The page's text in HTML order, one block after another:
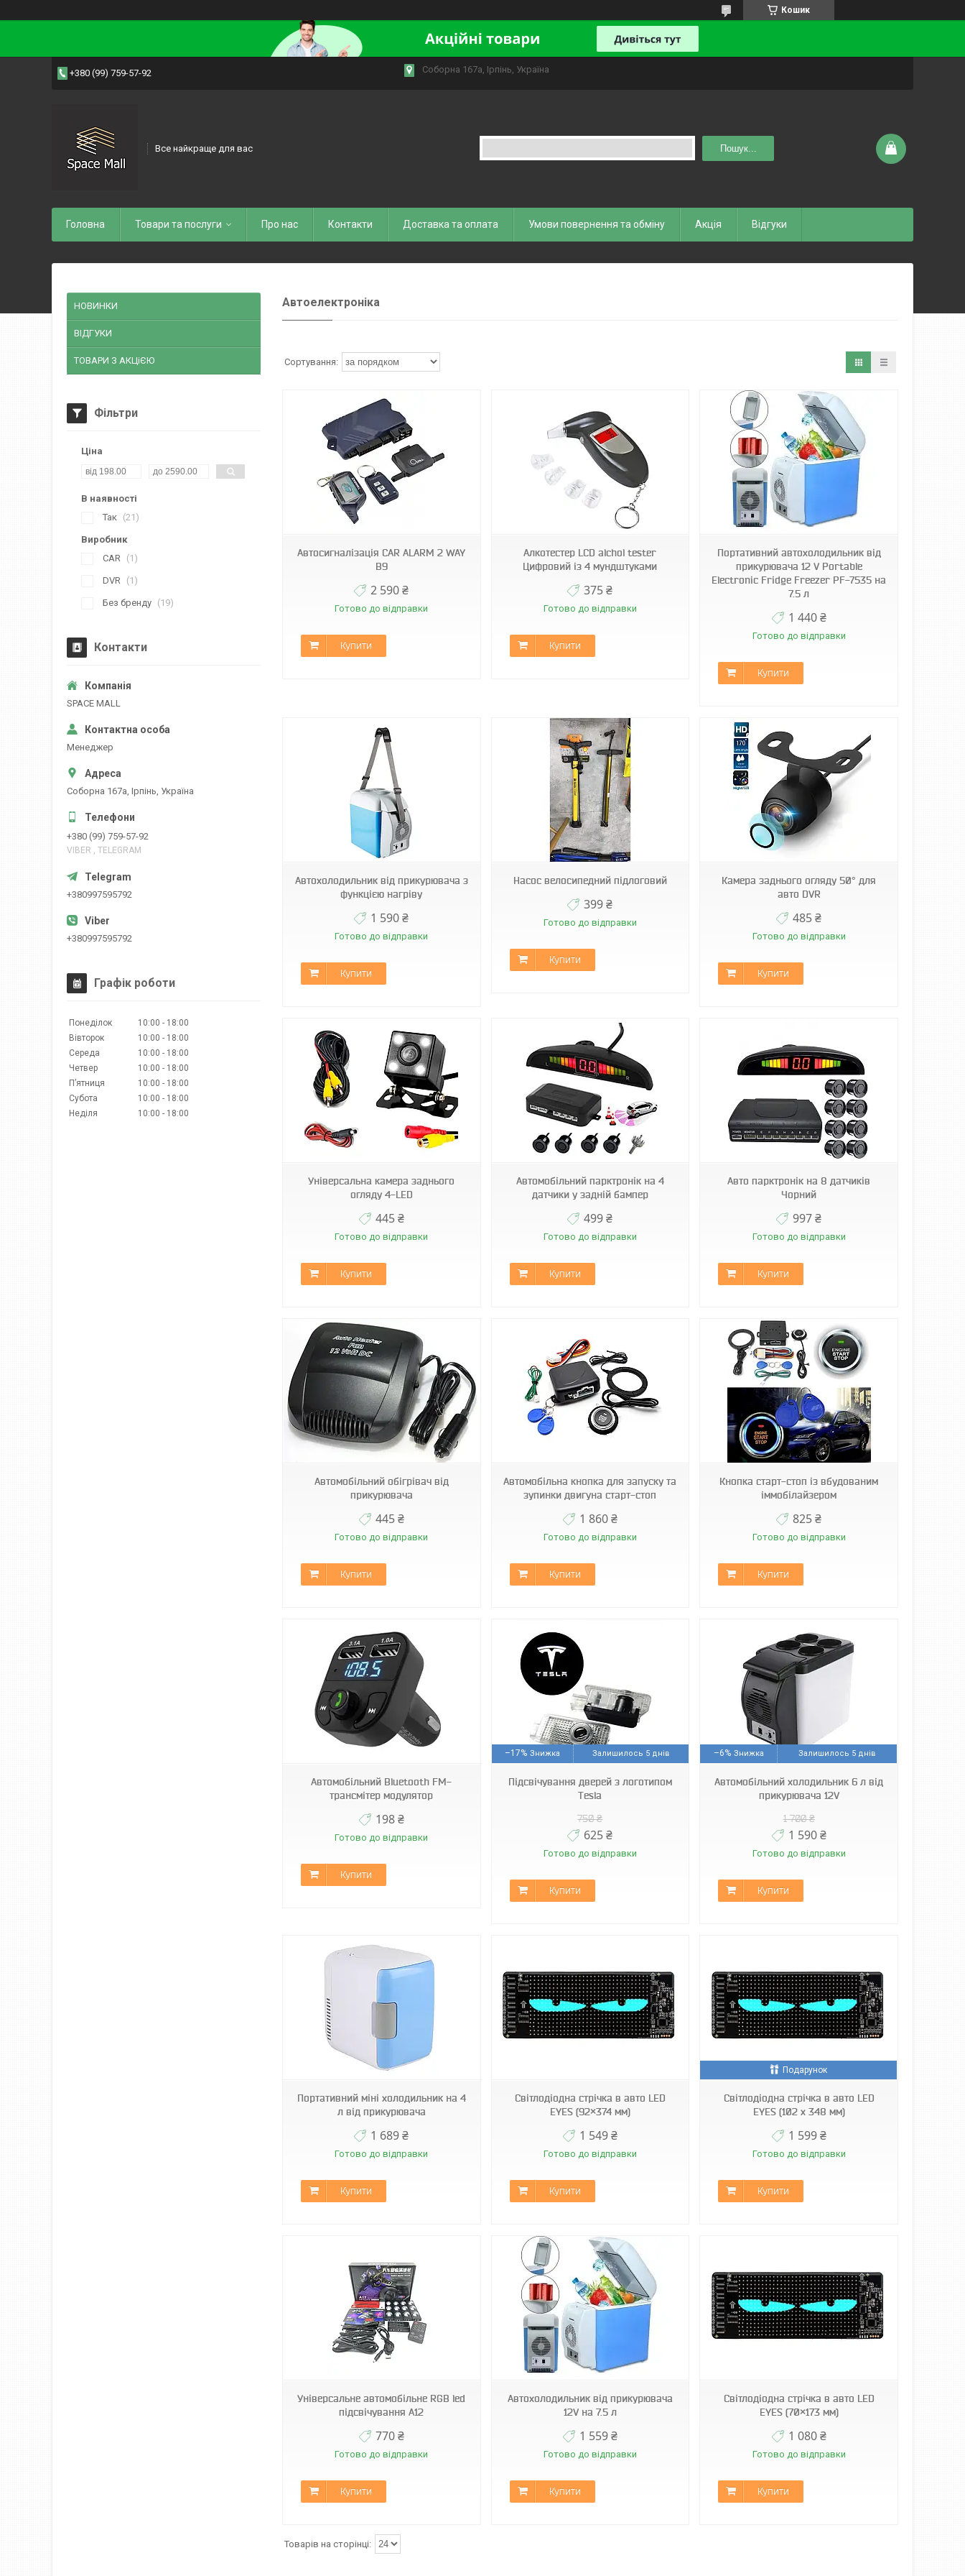
Кошик
+380 (99) 759-57-92 Соборна 167а, Ірпінь, Україна
Все найкраще для вас Пошук...
Головна Товари та послуги Про нас Контакти Доставка та оплата Умови повернення та обміну Акція Відгуки
Автоелектроніка
Автосигналізація CAR ALARM 2 WAY
B9
2 590 ₴
Готово до відправки
Купити
LCD alchol tester
Алкотестер LCD alchol tester
Цифровий із 4 мундштуками
375 ₴
Готово до відправки
Купити
Портативний автохолодильник від
прикурювача 12 V Portable
Electronic Fridge Freezer PF-7535 на
7.5 л
1 440 ₴
Готово до відправки
Купити
AND XL-1224
Автохолодильник від прикурювача з
функцією нагріву
1 590 ₴
Готово до відправки
Купити
Насос велосипедний підлоговий
399 ₴
Готово до відправки
Купити
DVR BOBLOV AV1
Камера заднього огляду 50° для
авто DVR
485 ₴
Готово до відправки
Купити
Універсальна камера заднього
огляду 4-LED
445 ₴
Готово до відправки
Купити
Car Radar parking
Автомобільний парктронік на 4
датчики у задній бампер
499 ₴
Готово до відправки
Купити
Car Radar parking 8
Авто парктронік на 8 датчиків
Чорний
997 ₴
Готово до відправки
Купити
Автомобільний обігрівач від
прикурювача
445 ₴
Готово до відправки
Купити
"START-STOP SYSTEM
Автомобільна кнопка для запуску та
зупинки двигуна старт-стоп
1 860 ₴
Готово до відправки
Купити
Smart System i02
Кнопка старт-стоп із вбудованим
іммобілайзером
825 ₴
Готово до відправки
Купити
Автомобільний Bluetooth FM-
трансмітер модулятор
198 ₴
Готово до відправки
Купити
Модель SX
–17%
Залишилось 5 днів
Підсвічування дверей з логотипом
Tesla
750 ₴
625 ₴
Готово до відправки
Купити
AND LY-897
–6%
Залишилось 5 днів
Автомобільний холодильник 6 л від
прикурювача 12V
1 700 ₴
1 590 ₴
Готово до відправки
Купити
Портативний міні холодильник на 4
л від прикурювача
1 689 ₴
Готово до відправки
Купити
VEN-1664
Світлодіодна стрічка в авто LED
EYES (92×374 мм)
1 549 ₴
Готово до відправки
Купити
Подарунок
Світлодіодна стрічка в авто LED
EYES (102 х 348 мм)
1 599 ₴
Готово до відправки
Купити
Універсальне автомобільне RGB led
підсвічування A12
770 ₴
Готово до відправки
Купити
DT-1025
Автохолодильник від прикурювача
12V на 7.5 л
1 559 ₴
Готово до відправки
Купити
VEN-1632
Світлодіодна стрічка в авто LED
EYES (70×173 мм)
1 080 ₴
Готово до відправки
Купити
НОВИНКИ
ВІДГУКИ
ТОВАРИ З АКЦіЄЮ
Фільтри
Ціна
В наявності
Так
21
Виробник
CAR
1
DVR 1
Без бренду 19
Контакти
SPACE MALL
Менеджер
Соборна 167а, Ірпінь, Україна
+380 (99) 759-57-92
VIBER , TELEGRAM
+380997595792
+380997595792
Графік роботи
Понеділок 10:00
18:00
Вівторок
10:00
18:00
Середа
10:00
18:00
Четвер
10:00
18:00
Пʼятниця
10:00
18:00
Субота
10:00
18:00
Неділя
10:00 18:00